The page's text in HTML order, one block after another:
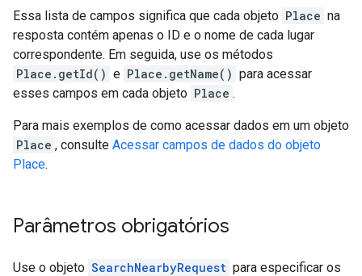
Essa lista de campos significa que cada objeto Place na
resposta contém apenas o ID e o nome de cada lugar
correspondente. Em seguida, use os métodos
Place.getId() e Place.getName() para acessar
esses campos em cada objeto Place .
Para mais exemplos de como acessar dados em um objeto
Place , consulte Acessar campos de dados do objeto
Place.
Parâmetros obrigatórios
Use o objeto SearchNearbyRequest para especificar os